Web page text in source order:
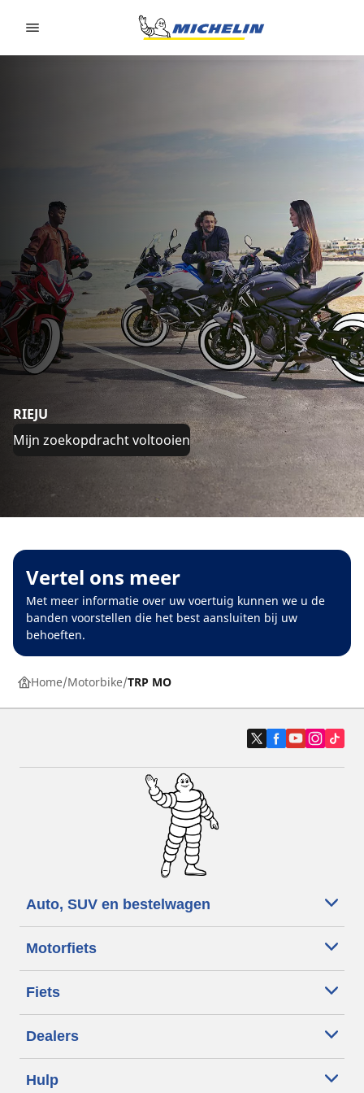
RIEJU
Mijn zoekopdracht voltooien
Vertel ons meer
Met meer informatie over uw voertuig kunnen we u de
banden voorstellen die het best aansluiten bij uw
behoeften.
Home Motorbike TRP MO
Auto, SUV en bestelwagen
Motorfiets
Fiets
Dealers
Hulp